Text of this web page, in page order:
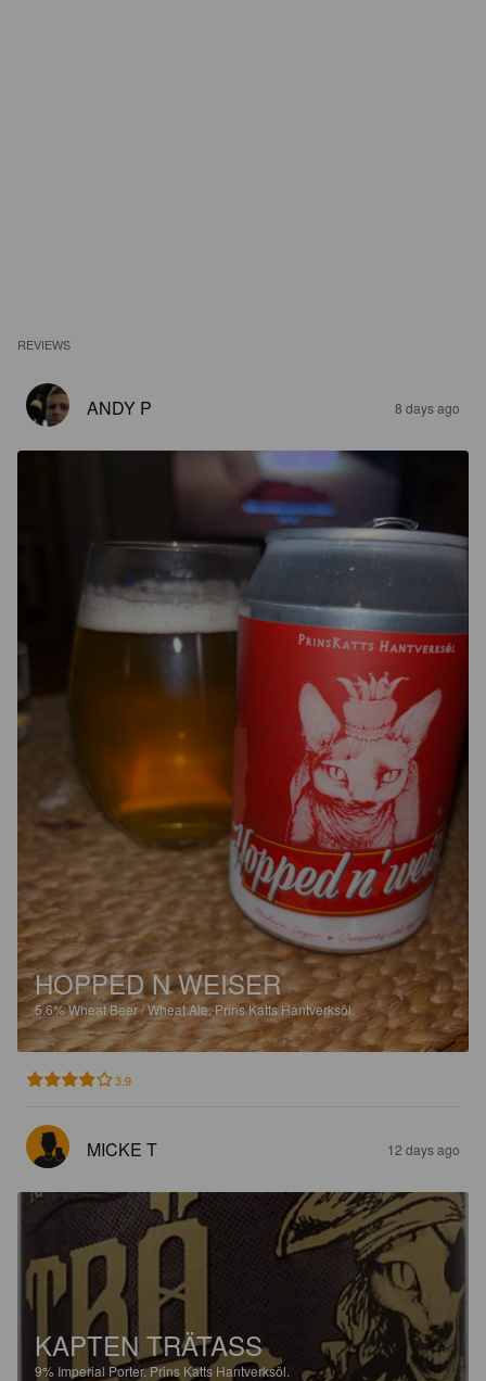
REVIEWS
ANDY P 8 days ago
HOPPED N WEISER
5.6%Wheat Beer / Wheat Ale.Prins Katts Hantverksöl.
3.9
MICKE T 12 days ago
KAPTEN TRÄTASS
9% Imperial Porter.Prins Katts Hantverksöl.